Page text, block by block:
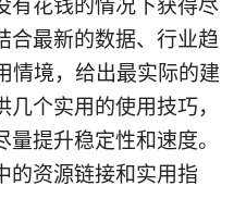
有花钱的情况下获得尽
合最新的数据、行业趋
情境，给出最实际的建
个实用的使用技巧，
提升稳定性和速度。
的资源链接和实用指